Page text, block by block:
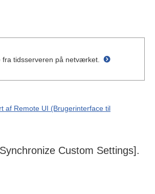
tidsserveren på netværket.
af Remote UI (Brugerinterface til
Custom Settings].